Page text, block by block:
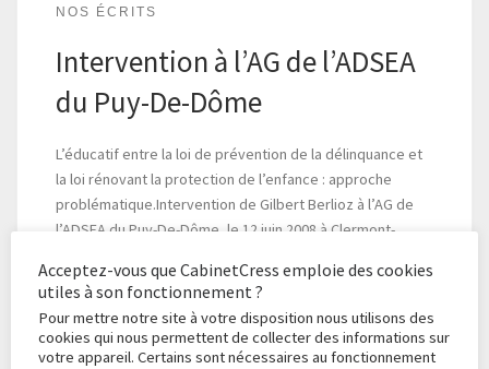
NOS ÉCRITS
Intervention à l’AG de l’ADSEA
du Puy-De-Dôme
L’éducatif entre la loi de prévention de la délinquance et
la loi rénovant la protection de l’enfance : approche
problématique.Intervention de Gilbert Berlioz à l’AG de
l’ADSEA du Puy-De-Dôme, le 12 juin 2008 à Clermont-
par Gilbert Berlioz Publié12 juin 2008
Acceptez-vous que CabinetCress emploie des cookies
utiles à son fonctionnement ?
Pour mettre notre site à votre disposition nous utilisons des
cookies qui nous permettent de collecter des informations sur
votre appareil. Certains sont nécessaires au fonctionnement